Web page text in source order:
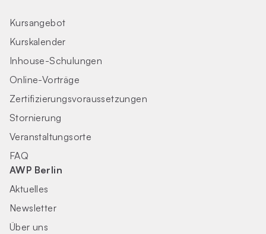
Kursangebot
Kurskalender
Inhouse-Schulungen
Online-Vorträge
Zertifizierungs­voraus­setzungen
Stornierung
Veranstaltungsorte
FAQ
AWP Berlin
Aktuelles
Newsletter
Über uns